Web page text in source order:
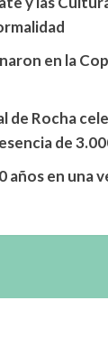
en la
de Rocha
de
años en una